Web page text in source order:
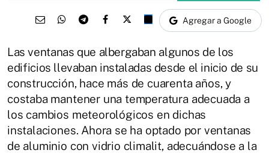
Agregar a Google
Las ventanas que albergaban algunos de los
edificios llevaban instaladas desde el inicio de su
construcción, hace más de cuarenta años, y
costaba mantener una temperatura adecuada a
los cambios meteorológicos en dichas
instalaciones. Ahora se ha optado por ventanas
de aluminio con vidrio climalit, adecuándose a la